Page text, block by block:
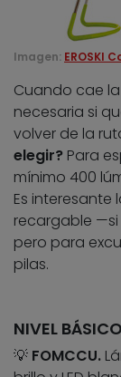
Imagen: EROSKI
Cuando cae
necesaria si
volver de la
elegir? Para
mínimo 400
Es
recargable
pero para
pilas.
NIVEL BÁSICO
💡 FOMCCU.